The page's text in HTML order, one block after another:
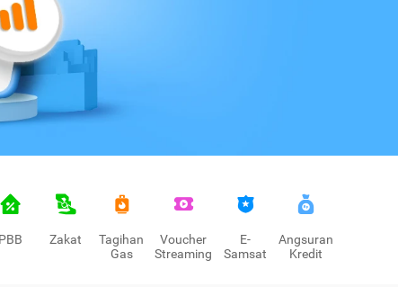
PBB Zakat
Tagihan
Gas
Voucher
Streaming
E-
Samsat
Angsuran
Kredit